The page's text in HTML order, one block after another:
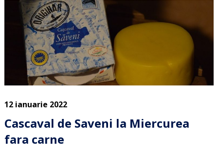
12 ianuarie 2022
Cascaval de Saveni la Miercurea
fara carne